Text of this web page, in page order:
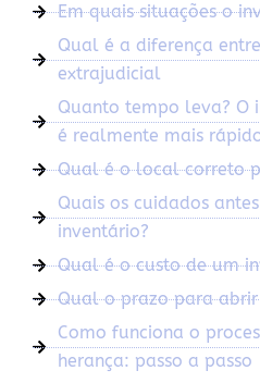
Em quais situações o
Qual é a diferença
extrajudicial
Quanto tempo leva? O
é realmente mais
Qual é o local correto
Quais os cuidados
inventário?
Qual é o custo de um
Qual o prazo para
Como funciona o
herança: passo a passo